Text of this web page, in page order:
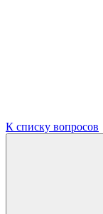
К списку вопросов